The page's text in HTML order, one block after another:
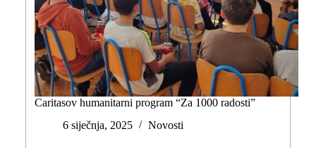
Caritasov humanitarni program “Za 1000 radosti”
6 siječnja, 2025
Novosti